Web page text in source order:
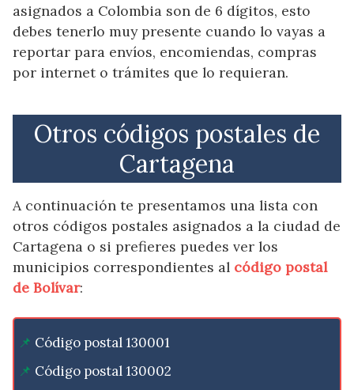
asignados a Colombia son de 6 dígitos, esto
debes tenerlo muy presente cuando lo vayas a
reportar para envíos, encomiendas, compras
por internet o trámites que lo requieran.
Otros códigos postales de
Cartagena
A continuación te presentamos una lista con
otros códigos postales asignados a la ciudad de
Cartagena o si prefieres puedes ver los
municipios correspondientes al código postal
de Bolívar:
Código postal 130001
Código postal 130002